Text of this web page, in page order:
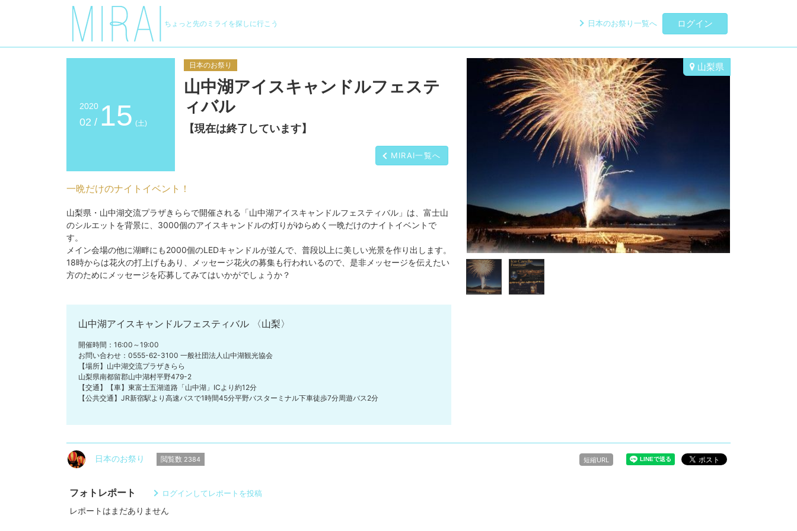
ちょっと先のミライを探しに行こう 日本のお祭り一覧へ ログイン
山梨県
2020
02 / 15 (土)
日本のお祭り
山中湖アイスキャンドルフェステ
ィバル
【現在は終了しています】
MIRAI一覧へ
一晩だけのナイトイベント！
山梨県・山中湖交流プラザきららで開催される「山中湖アイスキャンドルフェスティバル」は、富士山
のシルエットを背景に、3000個のアイスキャンドルの灯りがゆらめく一晩だけのナイトイベントで
す。
メイン会場の他に湖畔にも2000個のLEDキャンドルが並んで、普段以上に美しい光景を作り出します。
18時からは花火の打上げもあり、メッセージ花火の募集も行われいるので、是非メッセージを伝えたい
方のためにメッセージを応募してみてはいかがでしょうか？
山中湖アイスキャンドルフェスティバル 〈山梨〉
開催時間：16:00～19:00
お問い合わせ：0555-62-3100 一般社団法人山中湖観光協会
【場所】山中湖交流プラザきらら
山梨県南都留郡山中湖村平野479-2
【交通】【車】東富士五湖道路「山中湖」ICより約12分
【公共交通】JR新宿駅より高速バスで1時間45分平野バスターミナル下車徒歩7分周遊バス2分
日本のお祭り 閲覧数 2384 短縮URL
フォトレポート ログインしてレポートを投稿
レポートはまだありません